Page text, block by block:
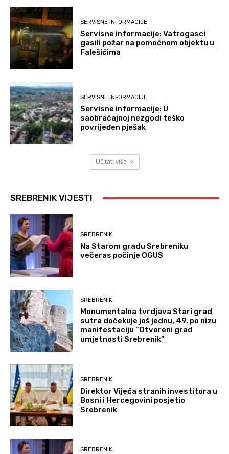
SERVISNE INFORMACIJE
Servisne informacije: Vatrogasci
gasili požar na pomoćnom objektu u
Falešićima
SERVISNE INFORMACIJE
Servisne informacije: U
saobraćajnoj nezgodi teško
povrijeđen pješak
Učitati više
SREBRENIK VIJESTI
SREBRENIK
Na Starom gradu Srebreniku
večeras počinje OGUS
SREBRENIK
Monumentalna tvrdjava Stari grad
sutra dočekuje još jednu, 49. po nizu
manifestaciju “Otvoreni grad
umjetnosti Srebrenik”
SREBRENIK
Direktor Vijeća stranih investitora u
Bosni i Hercegovini posjetio
Srebrenik
SREBRENIK